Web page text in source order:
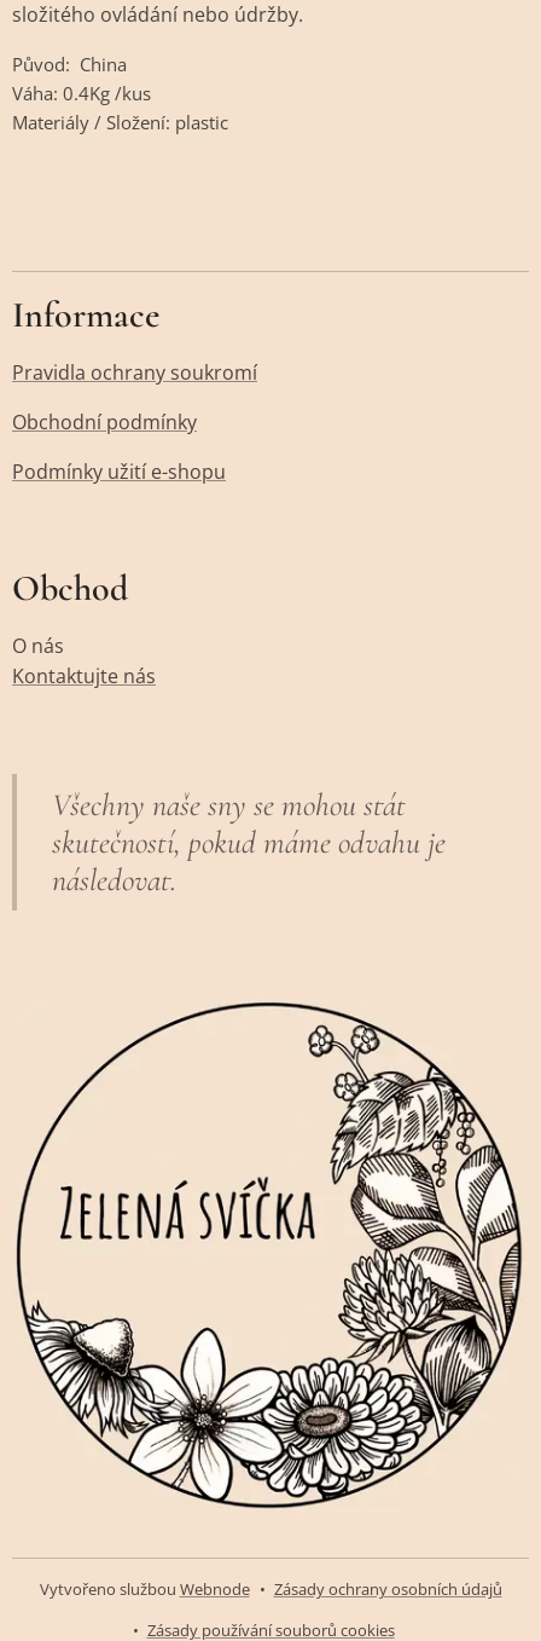
složitého ovládání nebo údržby.
Původ: China
Váha: 0.4Kg /kus
Materiály / Složení: plastic
Informace
Pravidla ochrany soukromí
Obchodní podmínky
Podmínky užití e-shopu
Obchod
O nás
Kontaktujte nás
Všechny naše sny se mohou stát
skutečností, pokud máme odvahu je
následovat.
Vytvořeno službou Webnode
Zásady ochrany osobních údajů
Zásady používání souborů cookies